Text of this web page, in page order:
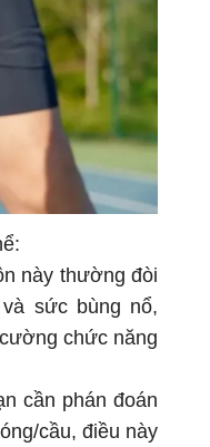
này thường đòi
sức bùng nổ,
chức năng
cần phán đoán
cầu, điều này